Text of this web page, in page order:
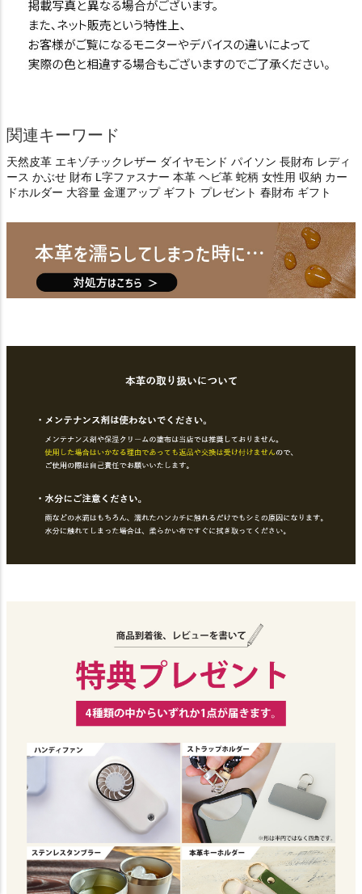
関連キーワード
天然皮革 エキゾチックレザー ダイヤモンド パイソン 長財布 レディ
ース かぶせ 財布 L字ファスナー 本革 ヘビ革 蛇柄 女性用 収納 カー
ドホルダー 大容量 金運アップ ギフト プレゼント 春財布 ギフト